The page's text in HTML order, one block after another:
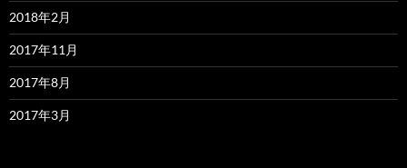
2018年2月
2017年11月
2017年8月
2017年3月